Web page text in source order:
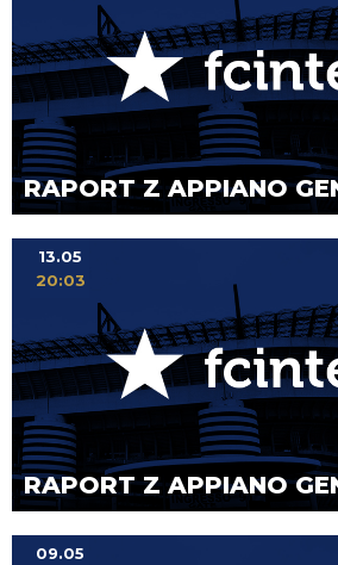
RAPORT Z APPIANO
RAPORT Z APPIANO
13.05
20:03
09.05